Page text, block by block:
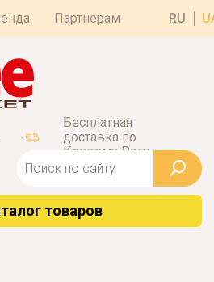
Партнерам RU
Бесплатная
доставка по
Кривому Рогу
товаров